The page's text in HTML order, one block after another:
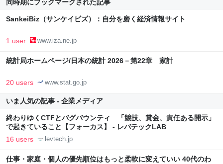
同時期にブックマークされた記事
SankeiBiz（サンケイビズ）：自分を磨く経済情報サイト
1 user www.iza.ne.jp
統計局ホームページ/日本の統計 2026－第22章 家計
20 users www.stat.go.jp
いま人気の記事 - 企業メディア
終わりゆくCTFとバグバウンティ 「競技、賞金、責任ある開示」
で起きていること【フォーカス】 - レバテックLAB
16 users levtech.jp
仕事・家庭・個人の優先順位はもっと柔軟に変えていい 40代のわ